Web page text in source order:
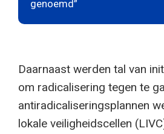
genoemd”
Daarnaast werden tal van
om radicalisering tegen te
antiradicaliseringsplannen
lokale veiligheidscellen